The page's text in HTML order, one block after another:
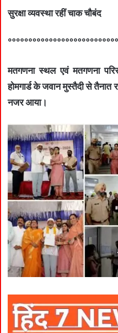
सुरक्षा व्‍यवस्‍था रहीं चाक चौबंद
मतगणना स्‍थल एवं मतगणना
होमगार्ड के जवान मुस्‍तैदी से
नजर आया।